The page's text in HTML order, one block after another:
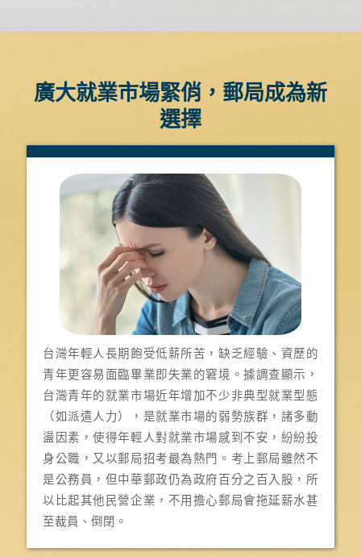
廣大就業市場緊俏，郵局成為新
選擇
台灣年輕人長期飽受低薪所苦，缺乏經驗、資歷的
青年更容易面臨畢業即失業的窘境。據調查顯示，
台灣青年的就業市場近年增加不少非典型就業型態
（如派遣人力），是就業市場的弱勢族群，諸多動
盪因素，使得年輕人對就業市場感到不安，紛紛投
身公職，又以郵局招考最為熱門。考上郵局雖然不
是公務員，但中華郵政仍為政府百分之百入股，所
以比起其他民營企業，不用擔心郵局會拖延薪水甚
至裁員、倒閉。